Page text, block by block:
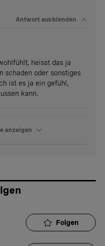
Antwortausblenden
heisst das ja
schaden oder sonstiges
ist es ja ein gefühl,
kann.
anzeigen
Folgen